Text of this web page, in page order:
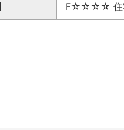
F☆☆☆☆ 住宅